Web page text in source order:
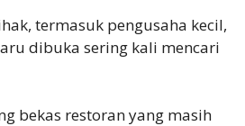
termasuk pengusaha kecil,
dibuka sering kali mencari
bekas restoran yang masih